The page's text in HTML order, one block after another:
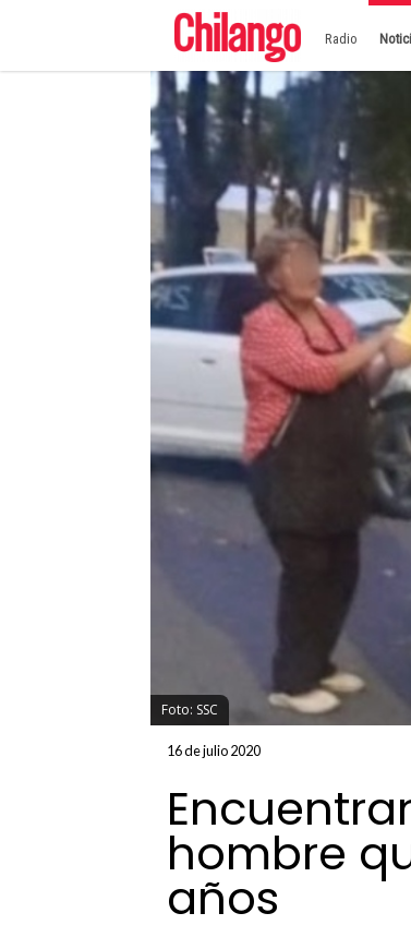
Radio
Foto: SSC
16 de julio 2020
hombre
años